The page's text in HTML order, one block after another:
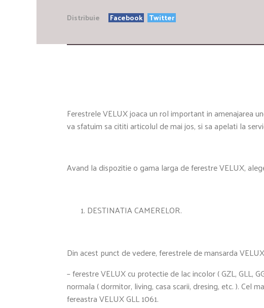
Distribuie Facebook Twitter
Ferestrele VELUX joaca un rol important in amenajarea
va sfatuim sa cititi articolul de mai jos, si sa apelati la
Avand la dispozitie o gama larga de ferestre VELUX,
DESTINATIA CAMERELOR.
Din acest punct de vedere, ferestrele de mansarda
– ferestre VELUX cu protectie de lac incolor ( GZL, GLL,
normala ( dormitor, living, casa scarii, dresing, etc. ). Cel
fereastra VELUX GLL 1061.